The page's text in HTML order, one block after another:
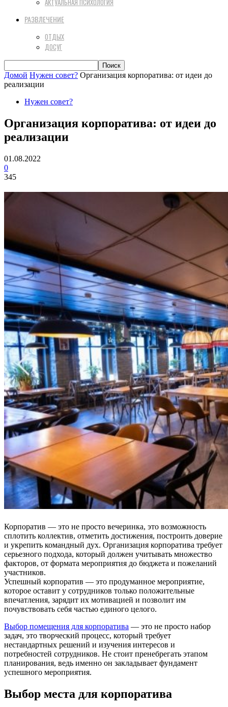
АКТУАЛЬНАЯ ПСИХОЛОГИЯ
РАЗВЛЕЧЕНИЕ
ОТДЫХ
ДОСУГ
Домой Нужен совет? Организация корпоратива: от идеи до
реализации
Нужен совет?
Организация корпоратива: от идеи до
реализации
01.08.2022
0
345
Корпоратив — это не просто вечеринка, это возможность
сплотить коллектив, отметить достижения, построить доверие
и укрепить командный дух. Организация корпоратива требует
серьезного подхода, который должен учитывать множество
факторов, от формата мероприятия до бюджета и пожеланий
участников.
Успешный корпоратив — это продуманное мероприятие,
которое оставит у сотрудников только положительные
впечатления, зарядит их мотивацией и позволит им
почувствовать себя частью единого целого.
Выбор помещения для корпоратива — это не просто набор
задач, это творческий процесс, который требует
нестандартных решений и изучения интересов и
потребностей сотрудников. Не стоит пренебрегать этапом
планирования, ведь именно он закладывает фундамент
успешного мероприятия.
Выбор места для корпоратива